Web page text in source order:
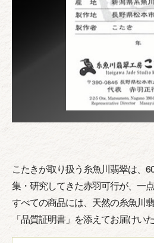
こたきが取り扱う糸魚川翡翠は、
集・研究してきた赤羽可行が、一
すべての商品には、天然の糸魚川
「品質証明書」を添えてお届けいた